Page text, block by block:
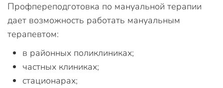
Профпереподготовка по мануальной терапии
дает возможность работать мануальным
терапевтом:
в районных поликлиниках;
частных клиниках;
стационарах;